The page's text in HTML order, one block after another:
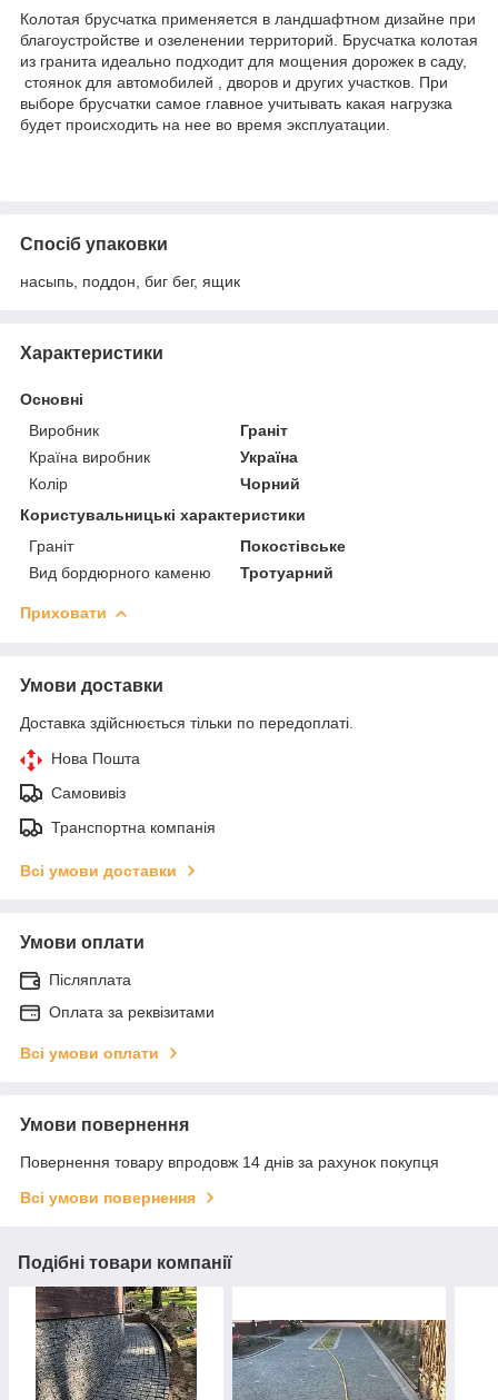
Колотая брусчатка применяется в ландшафтном дизайне при
благоустройстве и озеленении территорий. Брусчатка колотая
из гранита идеально подходит для мощения дорожек в саду,
стоянок для автомобилей , дворов и других участков. При
выборе брусчатки самое главное учитывать какая нагрузка
будет происходить на нее во время эксплуатации.
Спосіб упаковки
насыпь, поддон, биг бег, ящик
Характеристики
Основні
Виробник
Граніт
Країна виробник
Україна
Колір
Чорний
Користувальницькі характеристики
Граніт
Покостівське
Вид бордюрного каменю
Тротуарний
Приховати
Умови доставки
Доставка здійснюється тільки по передоплаті.
Нова Пошта
Самовивіз
Транспортна компанія
Всі умови доставки
Умови оплати
Післяплата
Оплата за реквізитами
Всі умови оплати
Умови повернення
Повернення товару впродовж 14 днів за рахунок покупця
Всі умови повернення
Подібні товари компанії